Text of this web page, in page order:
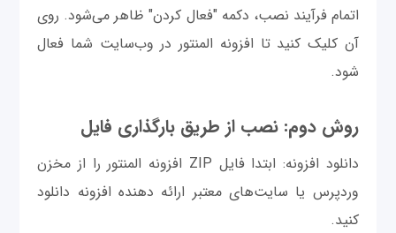
اتمام فرآیند نصب، دکمه "فعال کردن" ظاهر می‌شود. روی
آن کلیک کنید تا افزونه المنتور در وب‌سایت شما فعال
شود.
روش دوم: نصب از طریق بارگذاری فایل
دانلود افزونه: ابتدا فایل ZIP افزونه المنتور را از مخزن
وردپرس یا سایت‌های معتبر ارائه دهنده افزونه دانلود
کنید.